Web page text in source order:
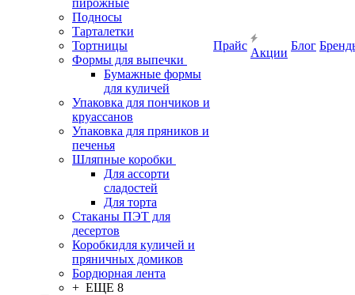
пирожные
Подносы
Тарталетки
Тортницы
Формы для выпечки
Бумажные формы
для куличей
Упаковка для пончиков и
круассанов
Упаковка для пряников и
печенья
Шляпные коробки
Для ассорти
сладостей
Для торта
Стаканы ПЭТ для
десертов
Коробкидля куличей и
пряничных домиков
Бордюрная лента
+ ЕЩЕ 8
Прайс
Акции
Блог